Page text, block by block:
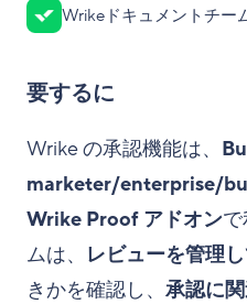
Wrikeドキュメントチー
要するに
Wrike の承認機能は、
marketer/enterprise/
Wrike Proof アドオン
ムは、 レビューを管理
きかを確認し、 承認に